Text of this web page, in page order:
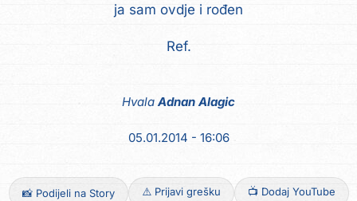
ja sam ovdje i rođen
Ref.
HvalaAdnan Alagic
05.01.2014 - 16:06
📸 Podijeli na Story ⚠️ Prijavi grešku 📺 Dodaj YouTube